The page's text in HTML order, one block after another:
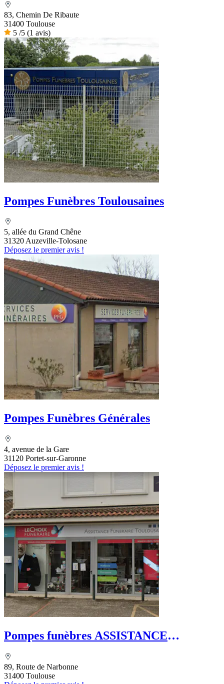
83, Chemin De Ribaute
31400 Toulouse
5 /5 (1 avis)
Pompes Funèbres Toulousaines
5, allée du Grand Chêne
31320 Auzeville-Tolosane
Déposez le premier avis !
Pompes Funèbres Générales
4, avenue de la Gare
31120 Portet-sur-Garonne
Déposez le premier avis !
Pompes funèbres ASSISTANCE
89, Route de Narbonne
31400 Toulouse